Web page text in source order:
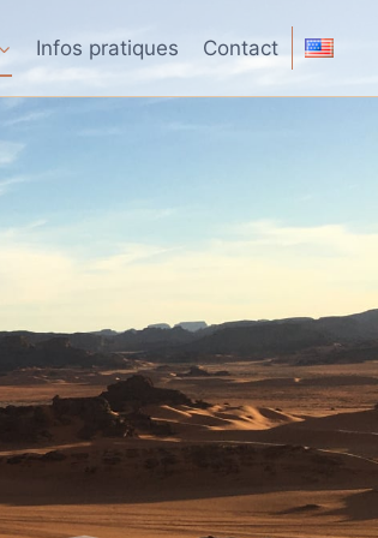
Infos pratiques Contact